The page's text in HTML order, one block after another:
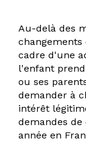
Au-delà des
changements
cadre d'une
l'enfant
ou ses
demander à
intérêt
demandes de
année en